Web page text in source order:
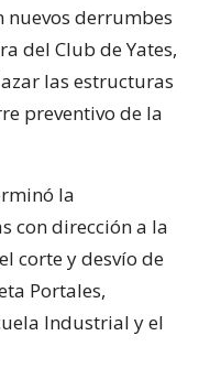
nuevos derrumbes
del Club de Yates,
las estructuras
preventivo de la
la
con dirección a la
corte y desvío de
Portales,
Industrial y el